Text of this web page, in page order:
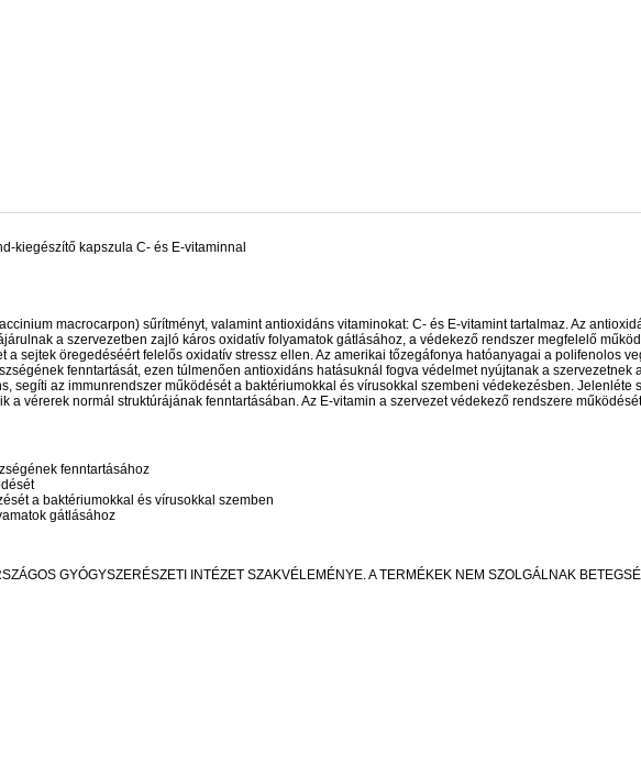
kiegészítő kapszula C- és E-vitaminnal
macrocarpon) sűrítményt, valamint antioxidáns vitaminokat: C- és E-vitamint tartalmaz. Az
a szervezetben zajló káros oxidatív folyamatok gátlásához, a védekező rendszer megfelelő
a sejtek öregedéséért felelős oxidatív stressz ellen. Az amerikai tőzegáfonya hatóanyagai a polifenolos
fenntartását, ezen túlmenően antioxidáns hatásuknál fogva védelmet nyújtanak a szervezetnek
segíti az immunrendszer működését a baktériumokkal és vírusokkal szembeni védekezésben. Jelenléte
a vérerek normál struktúrájának fenntartásában. Az E-vitamin a szervezet védekező rendszere
fenntartásához
a baktériumokkal és vírusokkal szemben
gátlásához
GYÓGYSZERÉSZETI INTÉZET SZAKVÉLEMÉNYE. A TERMÉKEK NEM SZOLGÁLNAK